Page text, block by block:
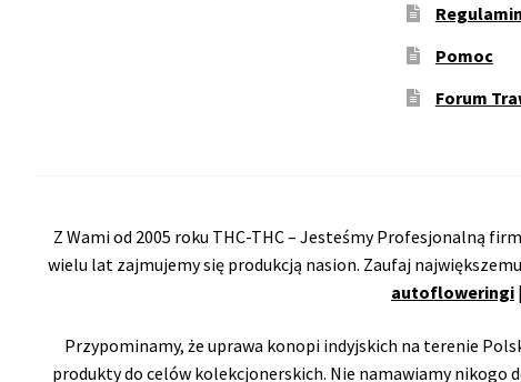
Regulamin
Pomoc
Forum
Z Wami od 2005 roku THC-THC – Jesteśmy Profesjonalną
wielu lat zajmujemy się produkcją nasion. Zaufaj
autofloweringi |
Przypominamy, że uprawa konopi indyjskich na terenie
produkty do celów kolekcjonerskich. Nie namawiamy nikogo